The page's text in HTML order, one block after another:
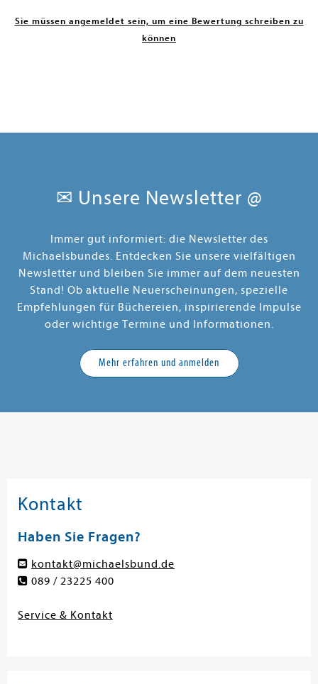
Sie müssen angemeldet sein, um eine Bewertung schreiben zu
können
✉ Unsere Newsletter @
Immer gut informiert: die Newsletter des
Michaelsbundes. Entdecken Sie unsere vielfältigen
Newsletter und bleiben Sie immer auf dem neuesten
Stand! Ob aktuelle Neuerscheinungen, spezielle
Empfehlungen für Büchereien, inspirierende Impulse
oder wichtige Termine und Informationen.
Mehr erfahren und anmelden
Kontakt
Haben Sie Fragen?
kontakt@michaelsbund.de
089 / 23225 400
Service & Kontakt